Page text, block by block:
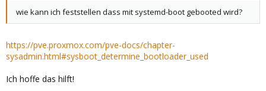
wie kann ich feststellen dass mit systemd-boot gebooted wird?
https://pve.proxmox.com/pve-docs/chapter-
sysadmin.html#sysboot_determine_bootloader_used
Ich hoffe das hilft!